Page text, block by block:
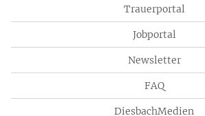
Trauerportal
Jobportal
Newsletter
FAQ
DiesbachMedien